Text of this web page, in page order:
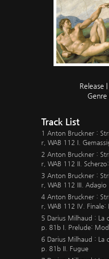
Release
Genre
Track List
1 Anton Bruckner :
r, WAB 112 I.
2 Anton Bruckner :
r, WAB 112 II. Scherzo:
3 Anton Bruckner :
r, WAB 112 III. Adagio
4 Anton Bruckner :
r, WAB 112 IV.
5 Darius Milhaud : La
p. 81b I. Prelude:
6 Darius Milhaud : La
p. 81b II. Fugue